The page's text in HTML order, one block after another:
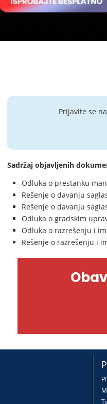
Prijavite se na
Sadržaj objavljenih
Odluka o prestanku
Rešenje o davanju
Rešenje o davanju
Odluka o gradskim
Odluka o razrešenju i
Rešenje o razrešenju i